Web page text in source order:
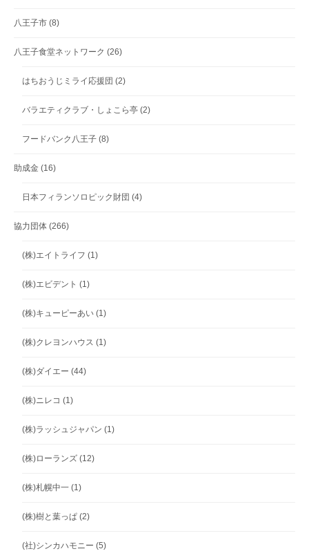
八王子市 (8)
八王子食堂ネットワーク (26)
はちおうじミライ応援団 (2)
バラエティクラブ・しょこら亭 (2)
フードバンク八王子 (8)
助成金 (16)
日本フィランソロピック財団 (4)
協力団体 (266)
(株)エイトライフ (1)
(株)エビデント (1)
(株)キューピーあい (1)
(株)クレヨンハウス (1)
(株)ダイエー (44)
(株)ニレコ (1)
(株)ラッシュジャパン (1)
(株)ローランズ (12)
(株)札幌中一 (1)
(株)樹と葉っぱ (2)
(社)シンカハモニー (5)